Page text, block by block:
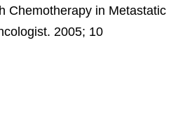
Chemotherapy in Metastatic
2005; 10